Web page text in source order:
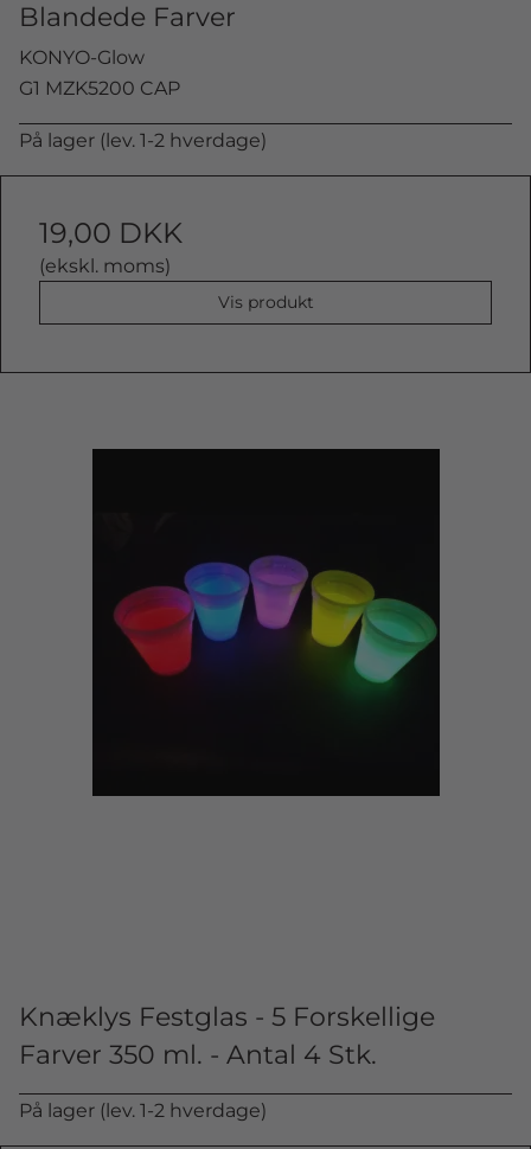
Blandede Farver
KONYO-Glow
G1 MZK5200 CAP
På lager (lev. 1-2 hverdage)
19,00 DKK
(ekskl. moms)
Vis produkt
Knæklys Festglas - 5 Forskellige
Farver 350 ml. - Antal 4 Stk.
På lager (lev. 1-2 hverdage)